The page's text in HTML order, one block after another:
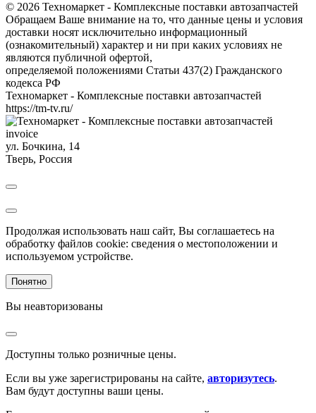
© 2026 Техномаркет - Комплексные поставки автозапчастей
Обращаем Ваше внимание на то, что данные цены и условия
доставки носят исключительно информационный
(ознакомительный) характер и ни при каких условиях не
являются публичной офертой,
определяемой положениями Статьи 437(2) Гражданского
кодекса РФ
Техномаркет - Комплексные поставки автозапчастей
https://tm-tv.ru/
invoice
ул. Бочкина, 14
Тверь, Россия
Продолжая использовать наш сайт, Вы соглашаетесь на
обработку файлов cookie: сведения о местоположении и
используемом устройстве.
Понятно
Вы неавторизованы
Доступны только розничные цены.
Если вы уже зарегистрированы на сайте, авторизутесь.
Вам будут доступны ваши цены.